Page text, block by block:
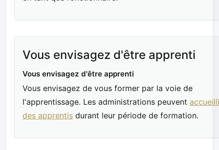
Vous envisagez d'être apprenti
Vous envisagez d'être apprenti
Vous envisagez de vous former par la voie de
l'apprentissage. Les administrations peuvent
des apprentis durant leur période de formation.